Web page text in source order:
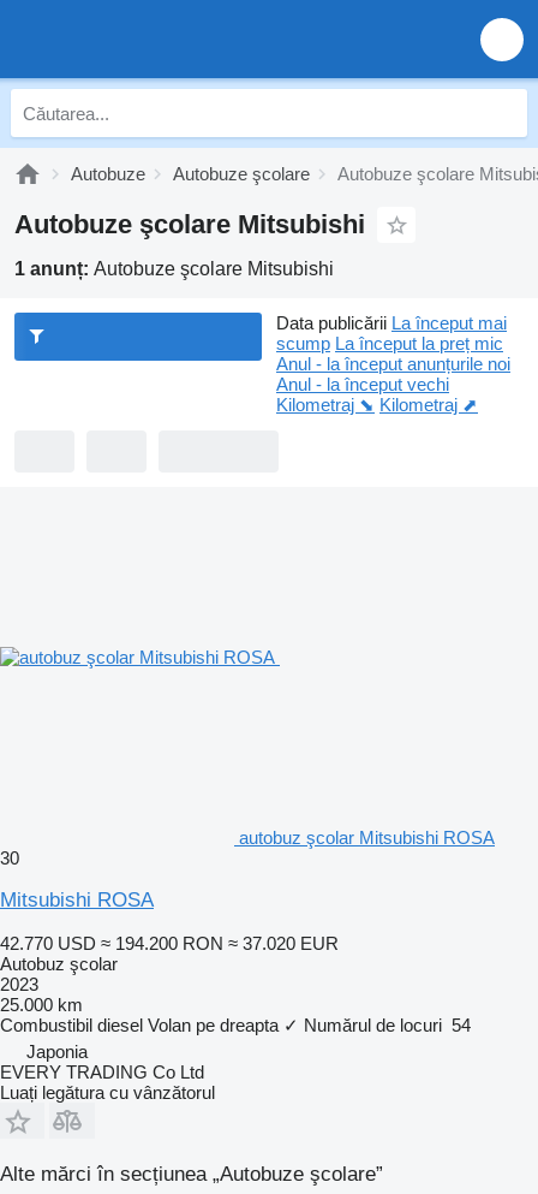
Autobuze Autobuze şcolare Autobuze şcolare
Autobuze şcolare Mitsubishi
1 anunț: Autobuze şcolare Mitsubishi
Data publicării La început mai
scump La început la preț mic
Anul - la început anunțurile noi
Anul - la început vechi
Kilometraj ⬊ Kilometraj ⬈
autobuz şcolar Mitsubishi ROSA
30
Mitsubishi ROSA
42.770 USD ≈ 194.200 RON ≈ 37.020 EUR
Autobuz şcolar
2023
25.000 km
Combustibil diesel Volan pe dreapta ✓ Numărul de locuri 54
Japonia
EVERY TRADING Co Ltd
Luați legătura cu vânzătorul
Alte mărci în secțiunea „Autobuze şcolare”